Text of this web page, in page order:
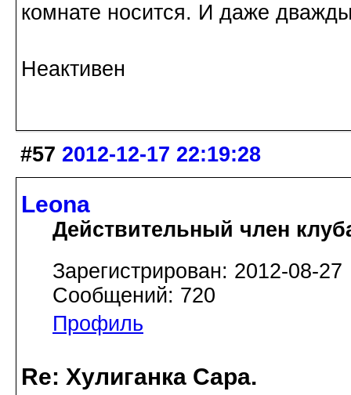
комнате носится. И даже
Неактивен
#57 2012-12-17 22:19:28
Leona
Действительный член
Зарегистрирован: 2012-08-27
Сообщений: 720
Профиль
Re: Хулиганка Сара.